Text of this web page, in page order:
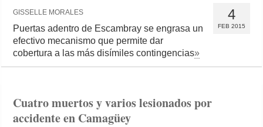
4
FEB 2015
GISSELLE MORALES
Puertas adentro de Escambray se engrasa un
efectivo mecanismo que permite dar
cobertura a las más disímiles contingencias»
Cuatro muertos y varios lesionados por
accidente en Camagüey